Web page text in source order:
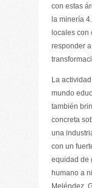
con estas
la minería
locales
responder
La
mundo
también
concreta
una
con un
equidad de
humano a
Meléndez,